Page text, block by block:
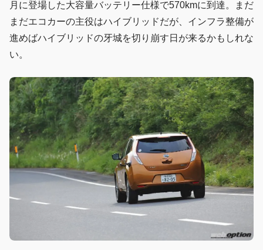
月に登場した大容量バッテリー仕様で570kmに到達。まだ
まだエコカーの主役はハイブリッドだが、インフラ整備が
進めばハイブリッドの牙城を切り崩す日が来るかもしれな
い。